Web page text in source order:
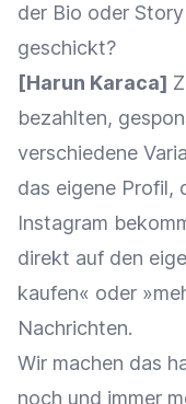
der Bio oder
geschickt?
[Harun Karaca]
bezahlten,
verschiedene
das eigene Profil,
Instagram
direkt auf den
kaufen« oder
Nachrichten.
Wir machen das
noch und immer